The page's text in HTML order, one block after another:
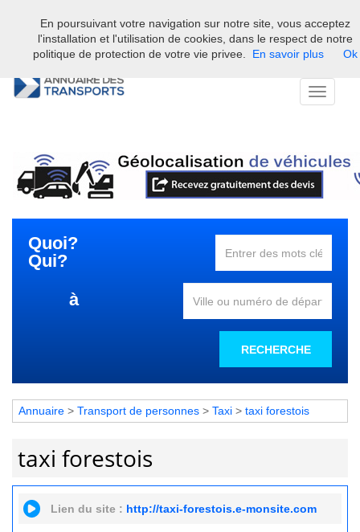
Bienvenue sur l'annuaire professionnel du transport et de la la
logistique en France.
Toggle
Quoi?
Qui?
à
RECHERCHE
Annuaire > Transport de personnes > Taxi > taxi forestois
taxi forestois
Lien du site : http://taxi-forestois.e-monsite.com
En poursuivant votre navigation sur notre site, vous acceptez
l'installation et l'utilisation de cookies, dans le respect de notre
politique de protection de votre vie privee.
En savoir plus Ok